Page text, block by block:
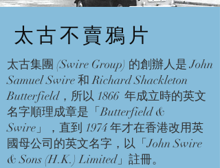
太古不賣鴉片
太古集團 (Swire Group) 的創辦人是 John
Samuel Swire 和 Richard Shackleton
Butterfield，所以 1866 年成立時的英文
名字順理成章是「Butterfield &
Swire」，直到 1974 年才在香港改用英
國母公司的英文名字，以「John Swire
& Sons (H.K.) Limited」註冊。